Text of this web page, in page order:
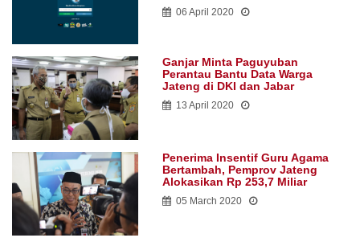
06 April 2020
Ganjar Minta Paguyuban
Perantau Bantu Data Warga
Jateng di DKI dan Jabar
13 April 2020
Penerima Insentif Guru Agama
Bertambah, Pemprov Jateng
Alokasikan Rp 253,7 Miliar
05 March 2020